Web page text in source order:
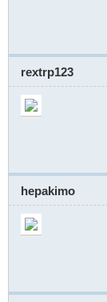
rextrp123
hepakimo